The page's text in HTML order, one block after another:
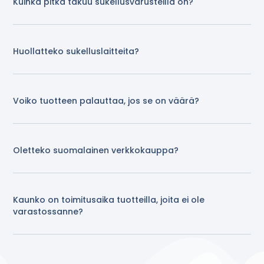
Huollatteko sukelluslaitteita?
Voiko tuotteen palauttaa, jos se on väärä?
Oletteko suomalainen verkkokauppa?
Kaunko on toimitusaika tuotteilla, joita ei ole
varastossanne?